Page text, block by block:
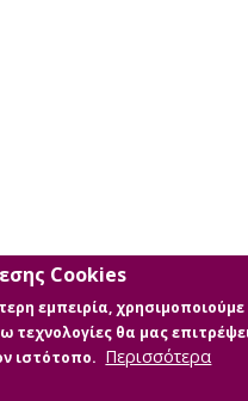
Cookies
εμπειρία,
τεχνολογίες θα μας
ιστότοπο. Περισσότερα